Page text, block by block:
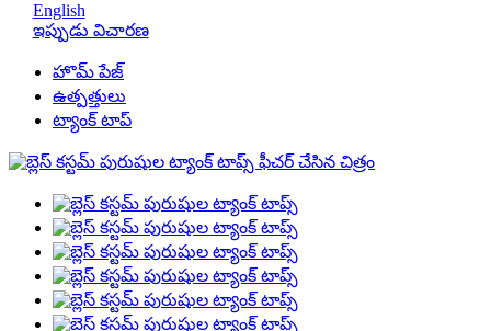
English
ఇప్పుడు విచారణ
హొమ్ పేజ్
ఉత్పత్తులు
ట్యాంక్ టాప్